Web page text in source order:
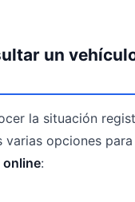
un
la situación
varias opciones para
online: